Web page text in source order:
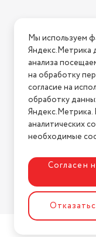
Нашли
2026 ©
Мы используем
Яндекс.Метрика
анализа
на обработку
согласие на
обработку
Яндекс.Метрика.
аналитических
необходимые
Согласен